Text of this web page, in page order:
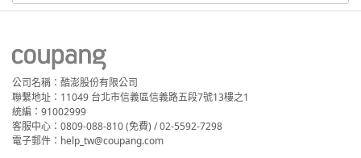
公司名稱：酷澎股份有限公司
聯繫地址：11049 台北市信義區信義路五段7號13樓之1
統編：91002999
客服中心：0809-088-810 (免費) / 02-5592-7298
電子郵件：help_tw@coupang.com